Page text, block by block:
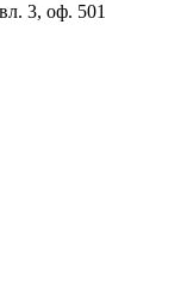
3, оф. 501